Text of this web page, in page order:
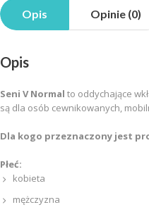
Opis Opinie (0)
Opis
Seni V Normal to oddychające
są dla osób cewnikowanych,
Dla kogo przeznaczony jest
Płeć:
kobieta
mężczyzna